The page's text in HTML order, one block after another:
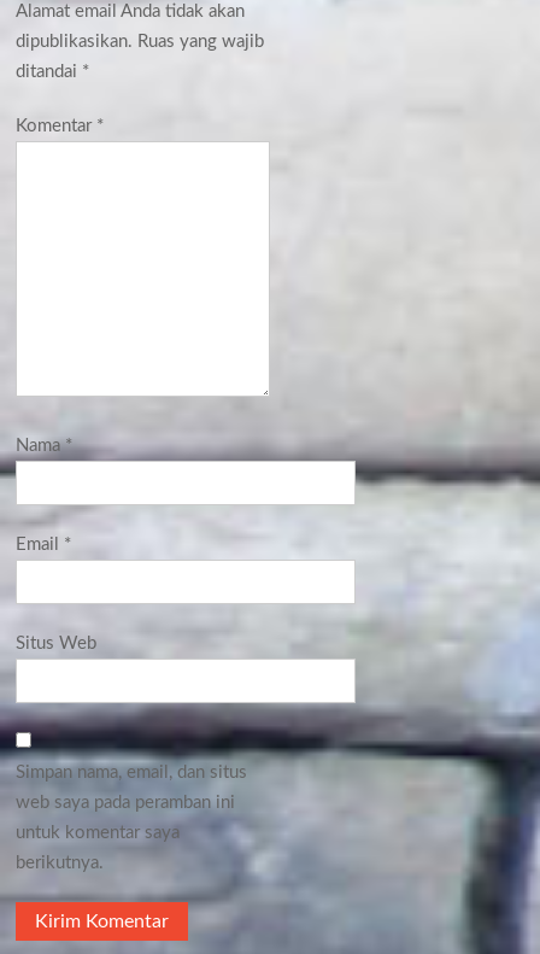
Alamat email Anda tidak akan
dipublikasikan. Ruas yang wajib
ditandai *
Komentar *
Nama*
Email *
Situs Web
Simpan nama, email, dan situs
web saya pada peramban ini
untuk komentar saya
berikutnya.